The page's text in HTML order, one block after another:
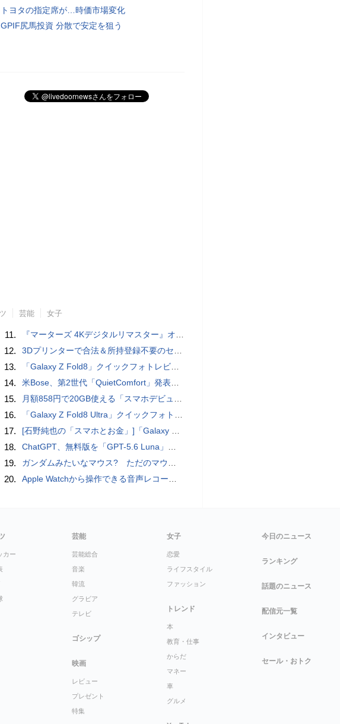
トヨタの指定席が…時価市場変化
GPIF尻馬投資 分散で安定を狙う
芸能 女子
11. 『マーターズ 4Kデジタルリマスター』オールナイト上映、鬼畜な併映作品が決定 全部観たら“生還証”をプレゼント［ホラー通信］
12. 3Dプリンターで合法＆所持登録不要のセミオートマチック銃を自作、発砲試験にも成功した猛者が登場
13. 「Galaxy Z Fold8」クイックフォトレビュー
14. 米Bose、第2世代「QuietComfort」発表 ノイキャン強化、メガネ着用時の低下を抑制
15. 月額858円で20GB使える「スマホデビュープラン U15」ドコモが提供、ahamoも割引になる親子割も
16. 「Galaxy Z Fold8 Ultra」クイックフォトレビュー
17. [石野純也の「スマホとお金」]「Galaxy Z Fold7／Flip7」発表、注目したいソフトバンクの価格攻勢
18. ChatGPT、無料版を「GPT-5.6 Luna」に刷新、チャット無制限に 有料版のSolも精度向上
19. ガンダムみたいなマウス? ただのマウスとは違うのだよ1944通りの形状に変更できる驚異のマウス
20. ​Apple Watchから操作できる音声レコーダMeta Recorder、録音レベル調整も対応
カー
芸能
芸能総合
音楽
韓流
グラビア
テレビ
ゴシップ
映画
レビュー
プレゼント
特集
女子
恋愛
ライフスタイル
ファッション
トレンド
本
教育・仕事
からだ
マネー
車
グルメ
今日のニュース
ランキング
話題のニュース
配信元一覧
インタビュー
セール・おトク